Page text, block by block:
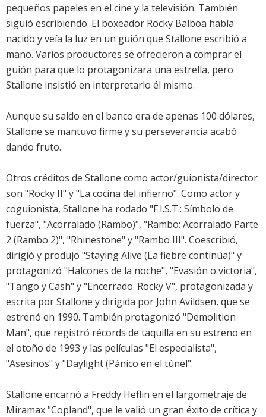
pequeños papeles en el cine y la televisión. También
siguió escribiendo. El boxeador Rocky Balboa había
nacido y veía la luz en un guión que Stallone escribió a
mano. Varios productores se ofrecieron a comprar el
guión para que lo protagonizara una estrella, pero
Stallone insistió en interpretarlo él mismo.
Aunque su saldo en el banco era de apenas 100 dólares,
Stallone se mantuvo firme y su perseverancia acabó
dando fruto.
Otros créditos de Stallone como actor/guionista/director
son "Rocky II" y "La cocina del infierno". Como actor y
coguionista, Stallone ha rodado "F.I.S.T.: Símbolo de
fuerza", "Acorralado (Rambo)", "Rambo: Acorralado Parte
2 (Rambo 2)", "Rhinestone" y "Rambo III". Coescribió,
dirigió y produjo "Staying Alive (La fiebre continúa)" y
protagonizó "Halcones de la noche", "Evasión o victoria",
"Tango y Cash" y "Encerrado. Rocky V", protagonizada y
escrita por Stallone y dirigida por John Avildsen, que se
estrenó en 1990. También protagonizó "Demolition
Man", que registró récords de taquilla en su estreno en
el otoño de 1993 y las películas "El especialista",
"Asesinos" y "Daylight (Pánico en el túnel".
Stallone encarnó a Freddy Heflin en el largometraje de
Miramax "Copland", que le valió un gran éxito de crítica y